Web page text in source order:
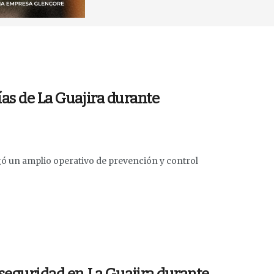
de La Guajira durante
un amplio operativo de prevención y control